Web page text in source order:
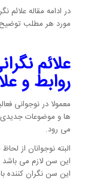
در ادامه مقاله علائم
مورد هر مطلب
علائم
روابط و
معمولا در نوجوانی
ها و موضوعات جدیدی
می رود.
البته نوجوانان از
این سن لازم می باشد
این سن نگران کننده